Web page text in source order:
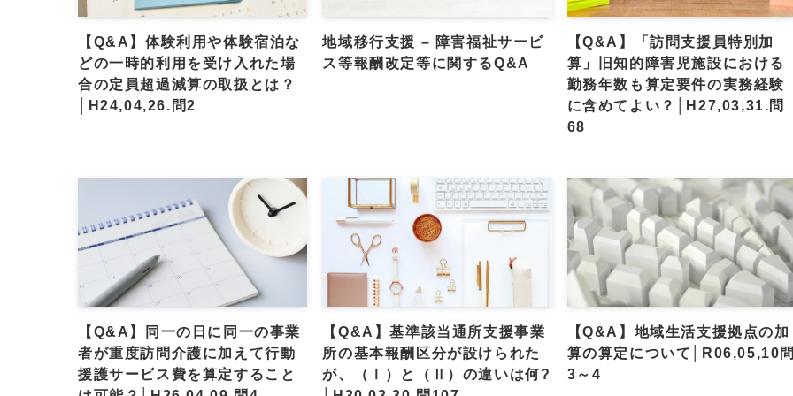
【Q&A】体験利用や体験宿泊な
どの一時的利用を受け入れた場
合の定員超過減算の取扱とは？
│H24,04,26.問2
地域移行支援 – 障害福祉サービ
ス等報酬改定等に関するQ&A
【Q&A】「訪問支援員特別加
算」旧知的障害児施設における
勤務年数も算定要件の実務経験
に含めてよい？│H27,03,31.問
68
【Q&A】同一の日に同一の事業
者が重度訪問介護に加えて行動
援護サービス費を算定すること
【Q&A】基準該当通所支援事業
所の基本報酬区分が設けられた
が、（Ⅰ）と（Ⅱ）の違いは何?
【Q&A】地域生活支援拠点の加
算の算定について│R06,05,10
3～4